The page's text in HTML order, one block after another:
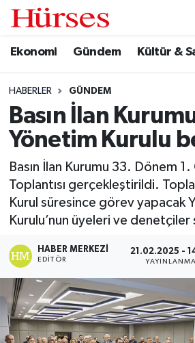
Ekonomi Gündem Kültür &
HABERLER GÜNDEM
Basın İlan
Yönetim Kurulu
Basın İlan Kurumu 33. Dönem 1.
Toplantısı gerçekleştirildi.
Kurul süresince görev yapacak
Kurulu’nun üyeleri ve denetçiler
HABER MERKEZI
EDITÖR
21.02.2025 -
YAYINLANMA
Ekonomi
Gündem
Kültür & Sanat
Politika
Spor
Turizm
Hava Durumu
Trafik Durumu
Süper Lig Puan Durumu ve
Tüm Manşetler
Son Dakika Haberleri
Haber Arşivi